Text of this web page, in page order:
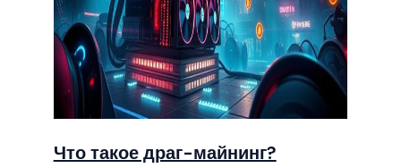
Что такое драг-майнинг?